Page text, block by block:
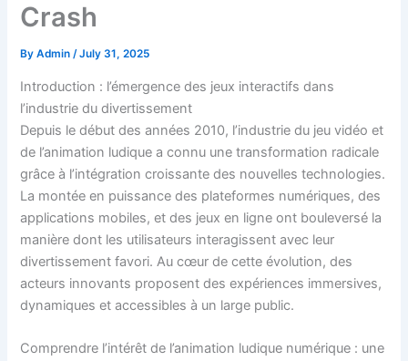
Crash
ByAdmin/July 31, 2025
Introduction : l’émergence des jeux interactifs dans
l’industrie du divertissement
Depuis le début des années 2010, l’industrie du jeu vidéo et
de l’animation ludique a connu une transformation radicale
grâce à l’intégration croissante des nouvelles technologies.
La montée en puissance des plateformes numériques, des
applications mobiles, et des jeux en ligne ont bouleversé la
manière dont les utilisateurs interagissent avec leur
divertissement favori. Au cœur de cette évolution, des
acteurs innovants proposent des expériences immersives,
dynamiques et accessibles à un large public.
Comprendre l’intérêt de l’animation ludique numérique : une